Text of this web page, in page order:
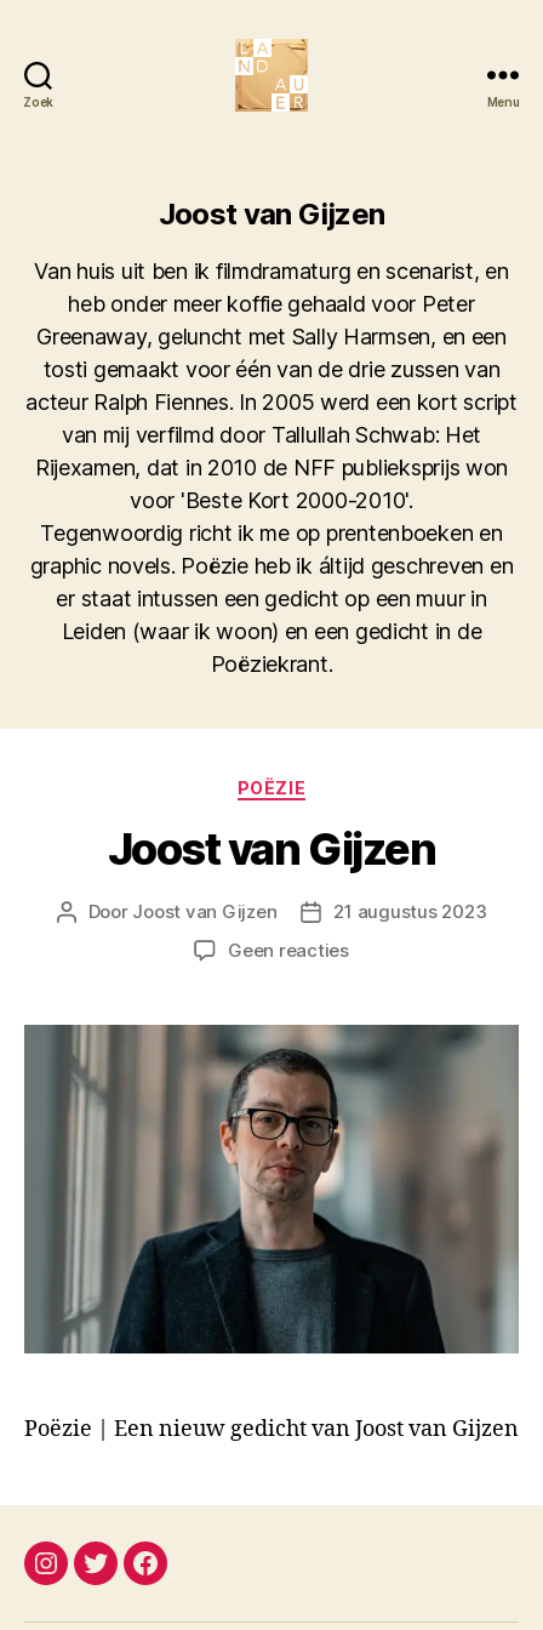
Zoek Menu
Joost van Gijzen
Van huis uit ben ik filmdramaturg en scenarist, en
heb onder meer koffie gehaald voor Peter
Greenaway, geluncht met Sally Harmsen, en een
tosti gemaakt voor één van de drie zussen van
acteur Ralph Fiennes. In 2005 werd een kort script
van mij verfilmd door Tallullah Schwab: Het
Rijexamen, dat in 2010 de NFF publieksprijs won
voor 'Beste Kort 2000-2010'.
Tegenwoordig richt ik me op prentenboeken en
graphic novels. Poëzie heb ik áltijd geschreven en
er staat intussen een gedicht op een muur in
Leiden (waar ik woon) en een gedicht in de
Poëziekrant.
Categorieën
POËZIE
Joost van Gijzen
Berichtauteur
Door Joost van Gijzen Berichtdatum
21 augustus 2023
Geen reactiesop
Gijzen
Poëzie | Een nieuw gedicht van Joost van Gijzen
instagram
twitterfacebook